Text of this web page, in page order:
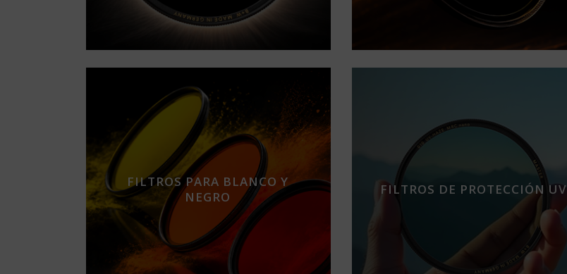
FILTROS PARA BLANCO Y
NEGRO
FILTROS DE PROTECCIÓN UV